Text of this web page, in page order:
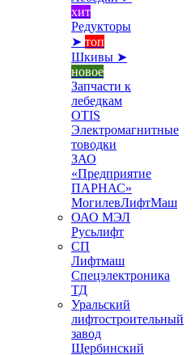
хит
Редукторы
➤ топ
Шкивы ➤
новое
Запчасти к
лебедкам
OTIS
Электромагнитные
товодки
ЗАО
«Предприятие
ПАРНАС»
МогилевЛифтМаш
ОАО МЭЛ
Русьлифт
СП
Лифтмаш
Спецэлектроника
ТД
Уральский
лифтостроительный
завод
Щербинский